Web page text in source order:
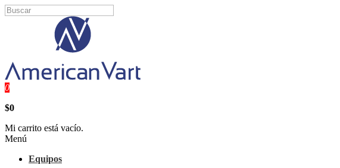
0
$0
Mi carrito está vacío.
Menú
Equipos